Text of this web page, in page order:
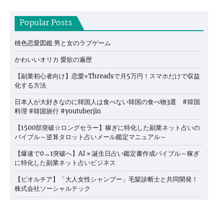
Popular Posts
桃色恋愛図鑑 男と女のラブゲーム
かわいいオリカ 愛欲の遍歴
【副業初心者向け】恋愛×Threadsで月5万円！スマホだけで収益
化する方法
日本人が大好きなのに韓国人は食べない韓国の食べ物3選 #韓国
料理 #韓国旅行 #youtuberjin
【1500部突破☆ロングセラー】稼ぎに特化した副業ネット占いの
バイブル～逆算タロット占いメール鑑定マニュアル～
【爆速で0→1突破へ】AI × 誕生日占い鑑定書作成バイブル～稼ぎ
に特化した副業ネット占いビジネス
【ビオルチア】「大人女性シャンプー」毛髪診断士と共同開発！
株式会社ソーシャルテック